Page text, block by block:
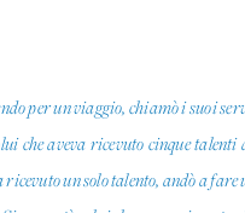
per un viaggio, chiamò i suoi
che aveva ricevuto cinque
un solo talento, andò a